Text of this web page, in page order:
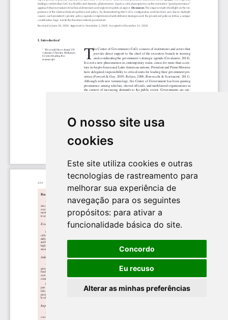
O nosso site usa
cookies
Este site utiliza cookies e outras
tecnologias de rastreamento para
melhorar sua experiência de
navegação para os seguintes
propósitos: para ativar a
funcionalidade básica do site.
Concordo
Eu recuso
Alterar as minhas preferências